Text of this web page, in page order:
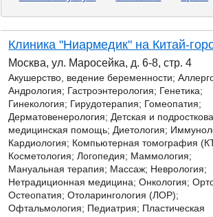
Клиника "Ниармедик" на Китай-
Москва, ул. Маросейка, д. 6-8, стр. 4
Акушерство, ведение беременности;
Андрология; Гастроэнтерология; Генетика;
Гинекология; Гирудотерапия; Гомеопатия;
Дерматовенерология; Детская и
медицинская помощь; Диетология;
Кардиология; Компьютерная томография
Косметология; Логопедия; Маммология;
Мануальная терапия; Массаж; Неврология;
Нетрадиционная медицина; Онкология;
Остеопатия; Отоларингология (ЛОР);
Офтальмология; Педиатрия; Пластическая